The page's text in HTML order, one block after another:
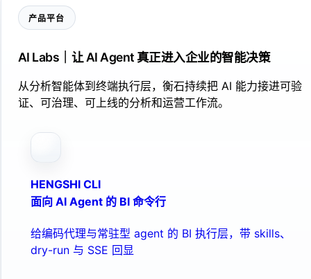
产品平台
AI Labs｜让 AI Agent 真正进入企业的智能决策
从分析智能体到终端执行层，衡石持续把 AI 能力接进可验
证、可治理、可上线的分析和运营工作流。
HENGSHI CLI
面向 AI Agent 的 BI 命令行
给编码代理与常驻型 agent 的 BI 执行层，带 skills、
dry-run 与 SSE 回显